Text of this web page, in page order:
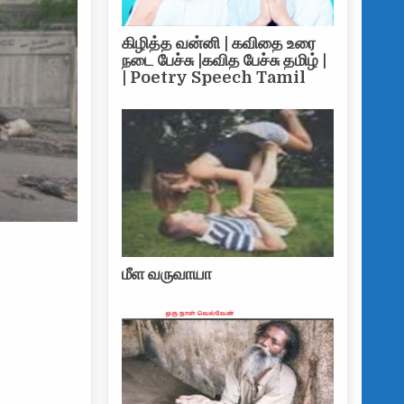
கிழித்த வன்னி | கவிதை உரை
நடை பேச்சு |கவித பேச்சு தமிழ் |
| Poetry Speech Tamil
மீள வருவாயா